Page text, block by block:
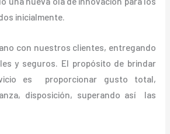
inicialmente.
con nuestros clientes, entregando
y seguros. El propósito de brindar
es proporcionar gusto total,
disposición, superando así las